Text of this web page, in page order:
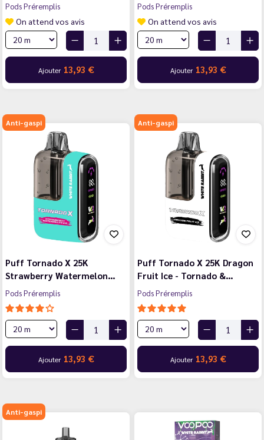
Pods Préremplis
On attend vos avis
Ajouter 13,93 €
Pods Préremplis
On attend vos avis
Ajouter 13,93 €
Anti-gaspi
Puff Tornado X 25K
Strawberry Watermelon…
Pods Préremplis
Ajouter 13,93 €
Anti-gaspi
Puff Tornado X 25K Dragon
Fruit Ice - Tornado &…
Pods Préremplis
Ajouter 13,93 €
Anti-gaspi